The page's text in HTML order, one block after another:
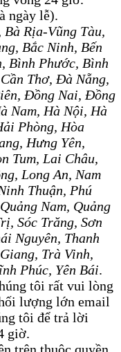
ngày lễ).
Bà Rịa-Vũng Tàu,
, Bắc Ninh, Bến
Bình Phước, Bình
Thơ, Đà Nẵng,
Đồng Nai, Đồng
Nam, Hà Nội, Hà
Phòng, Hòa
Hưng Yên,
Tum, Lai Châu,
Long An, Nam
Thuận, Phú
Nam, Quảng
Sóc Trăng, Sơn
Nguyên, Thanh
Trà Vinh,
Phúc, Yên Bái.
tôi rất vui lòng
lượng lớn email
tôi để trả lời
giờ.